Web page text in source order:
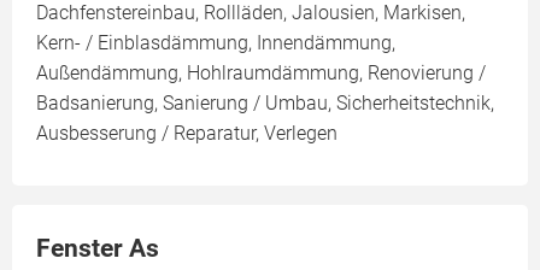
Dachfenstereinbau, Rollläden, Jalousien, Markisen,
Kern- / Einblasdämmung, Innendämmung,
Außendämmung, Hohlraumdämmung, Renovierung /
Badsanierung, Sanierung / Umbau, Sicherheitstechnik,
Ausbesserung / Reparatur, Verlegen
Fenster As